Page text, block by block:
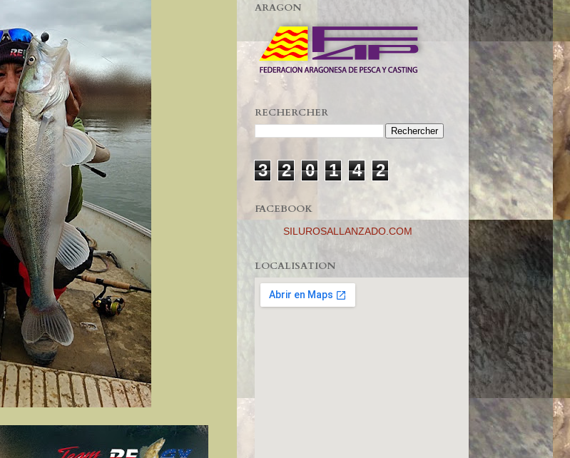
ARAGON
RECHERCHER
3 2 0 1 4 2
FACEBOOK
SILUROSALLANZADO.COM
LOCALISATION